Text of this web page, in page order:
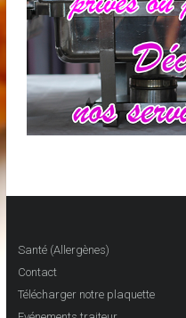
Santé (Allergènes)
Contact
Télécharger notre plaquette